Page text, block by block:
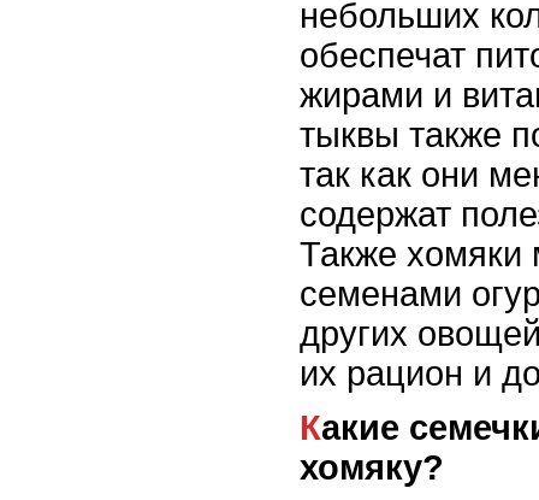
небольших
обеспечат
жирами и
тыквы также
так как они
содержат
Также хомяки
семенами
других
их рацион и
Какие семечки не стоит давать
хомяку?